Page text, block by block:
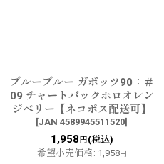
ブルーブルー ガボッツ90：＃
09 チャートバックホロオレン
ジベリー【ネコポス配送可】
[JAN 4589945511520]
1,958 円(税込)
希望小売価格: 1,958円